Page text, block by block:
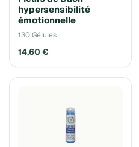
hypersensibilité
émotionnelle
130 Gélules
14,60 €